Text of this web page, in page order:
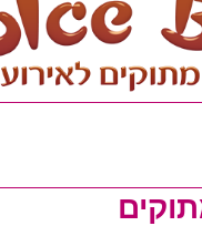
לאירועים